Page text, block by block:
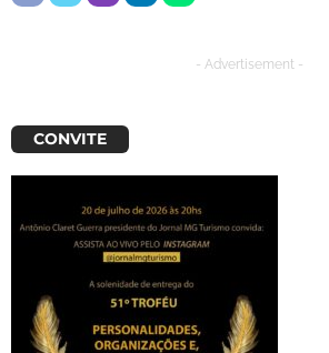
- Advertisement -
CONVITE